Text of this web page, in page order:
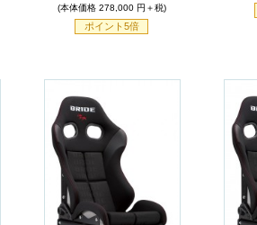
(本体価格 278,000 円＋税)
ポイント5倍